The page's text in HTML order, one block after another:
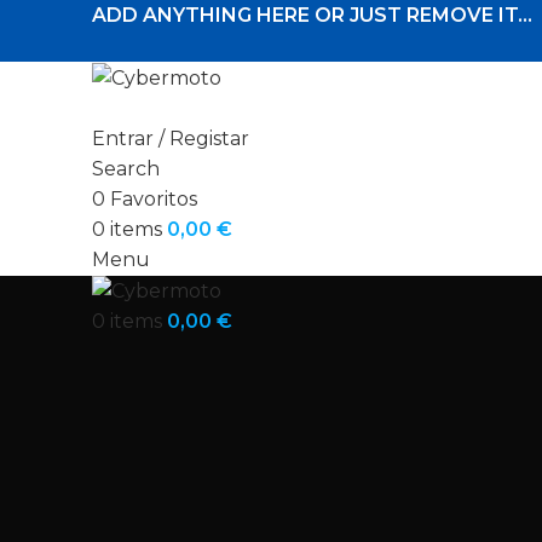
ADD ANYTHING HERE OR JUST REMOVE IT…
Entrar / Registar
Search
0 Favoritos
0 items 0,00 €
Menu
0 items 0,00 €